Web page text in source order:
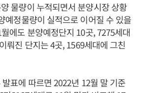
물량이 누적되면서 분양시장 상황
예정물량이 실적으로 이어질 수 있을
에도 분양예정단지 10곳, 7275세대
뤄진 단지는 4곳, 1569세대에 그친
표에 따르면 2022년 12월 말 기준